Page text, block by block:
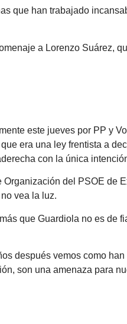
que han trabajado
a Lorenzo Suárez,
este jueves por PP y
era una ley frentista a
con la única
del PSOE de
vea la luz.
que Guardiola no es de
después vemos como
son una amenaza para